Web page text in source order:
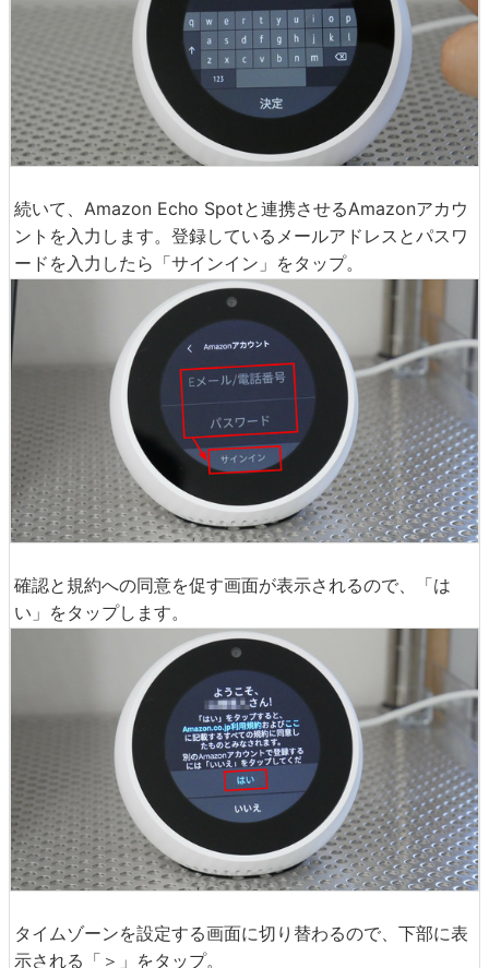
続いて、Amazon Echo Spotと連携させるAmazonアカウ
ントを入力します。登録しているメールアドレスとパスワ
ードを入力したら「サインイン」をタップ。
確認と規約への同意を促す画面が表示されるので、「は
い」をタップします。
タイムゾーンを設定する画面に切り替わるので、下部に表
示される「＞」をタップ。